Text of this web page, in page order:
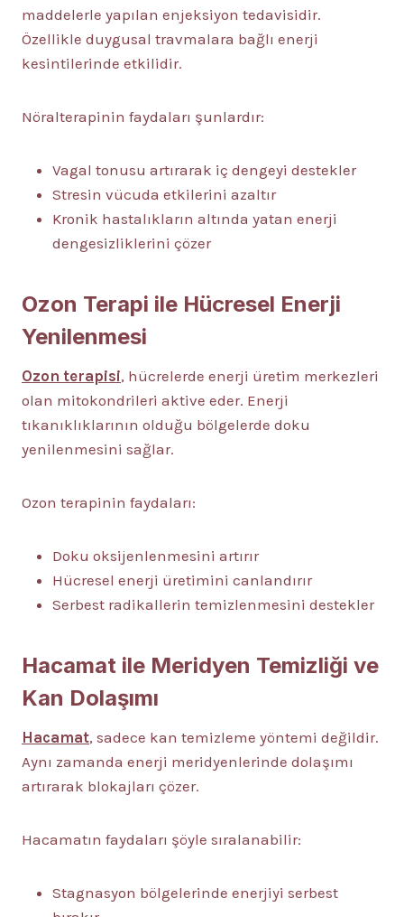
maddelerle yapılan enjeksiyon tedavisidir.
Özellikle duygusal travmalara bağlı enerji
kesintilerinde etkilidir.
Nöralterapinin faydaları şunlardır:
Vagal tonusu artırarak iç dengeyi destekler
Stresin vücuda etkilerini azaltır
Kronik hastalıkların altında yatan enerji
dengesizliklerini çözer
Ozon Terapi ile Hücresel Enerji
Yenilenmesi
Ozon terapisi, hücrelerde enerji üretim merkezleri
olan mitokondrileri aktive eder. Enerji
tıkanıklıklarının olduğu bölgelerde doku
yenilenmesini sağlar.
Ozon terapinin faydaları:
Doku oksijenlenmesini artırır
Hücresel enerji üretimini canlandırır
Serbest radikallerin temizlenmesini destekler
Hacamat ile Meridyen Temizliği ve
Kan Dolaşımı
Hacamat, sadece kan temizleme yöntemi değildir.
Aynı zamanda enerji meridyenlerinde dolaşımı
artırarak blokajları çözer.
Hacamatın faydaları şöyle sıralanabilir:
Stagnasyon bölgelerinde enerjiyi serbest